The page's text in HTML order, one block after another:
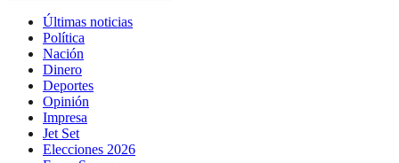
Últimas noticias
Política
Nación
Dinero
Deportes
Opinión
Impresa
Jet Set
Elecciones 2026